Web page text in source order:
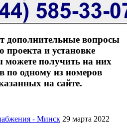
дополнительные вопросы
проекта и установке
получить на них
по одному из номеров
на сайте.
- Минск 29 марта 2022